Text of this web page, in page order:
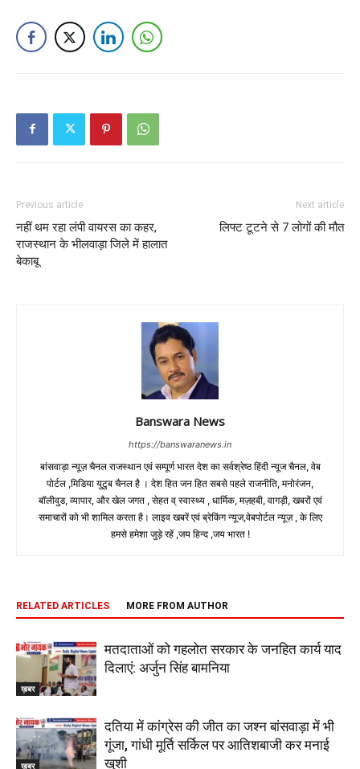
Previous article
नहीं थम रहा लंपी वायरस का कहर,
राजस्थान के भीलवाड़ा जिले में हालात
बेकाबू
Next article
लिफ्ट टूटने से 7 लोगों की मौत
Banswara News
https://banswaranews.in
बांसवाड़ा न्यूज़ चैनल राजस्थान एवं सम्पूर्ण भारत देश का सर्वश्रेष्ठ हिंदी न्‍यूज चैनल, वेब
पोर्टल ,मिडिया युटुब चैनल है । देश हित जन हित सबसे पहले राजनीति, मनोरंजन,
बॉलीवुड, व्यापार, और खेल जगत , सेहत व् स्वास्थ्य , धार्मिक, मज़हबी, वागड़ी, खबरों एवं
समाचारों को भी शामिल करता है। लाइव खबरें एवं ब्रेकिंग न्यूज,वेबपोर्टल न्यूज़ , के लिए
हमसे हमेशा जुड़े रहें ,जय हिन्द ,जय भारत !
RELATED ARTICLES MORE FROM AUTHOR
ख़बर
मतदाताओं को गहलोत सरकार के जनहित कार्य याद
दिलाएं: अर्जुन सिंह बामनिया
ख़बर
दतिया में कांग्रेस की जीत का जश्न बांसवाड़ा में भी
गूंजा, गांधी मूर्ति सर्किल पर आतिशबाजी कर मनाई
खुशी